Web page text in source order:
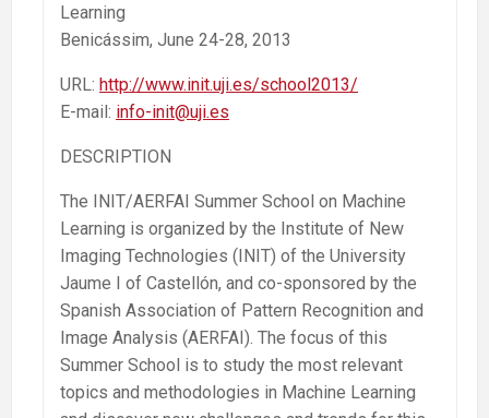
Learning
Benicássim, June 24-28, 2013
URL: http://www.init.uji.es/school2013/
E-mail: info-init@uji.es
DESCRIPTION
The INIT/AERFAI Summer School on Machine
Learning is organized by the Institute of New
Imaging Technologies (INIT) of the University
Jaume I of Castellón, and co-sponsored by the
Spanish Association of Pattern Recognition and
Image Analysis (AERFAI). The focus of this
Summer School is to study the most relevant
topics and methodologies in Machine Learning